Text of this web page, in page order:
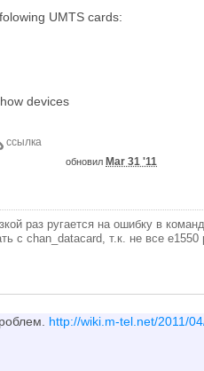
UMTS cards:
devices
ссылка
обновил Mar 31 '11
раз ругается на ошибку в
с chan_datacard, т.к. не все е1550
http://wiki.m-tel.net/2011/